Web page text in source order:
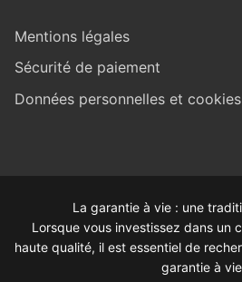
Mentions légales
Sécurité de paiement
Données personnelles et cookies
La garantie à vie : une
Lorsque vous investissez dans un
haute qualité, il est essentiel de
garantie à